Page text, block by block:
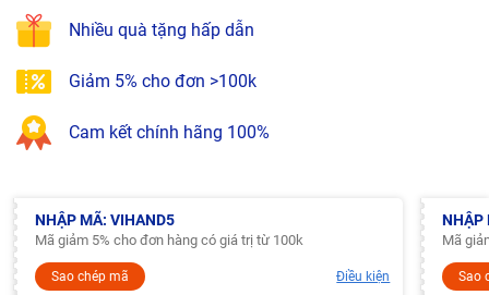
Nhiều quà tặng hấp dẫn
Giảm 5% cho đơn >100k
Cam kết chính hãng 100%
NHẬP MÃ: VIHAND5
Mã giảm 5% cho đơn hàng có giá trị từ 100k
Sao chép mã Điều kiện
NHẬP
Mã
Sao